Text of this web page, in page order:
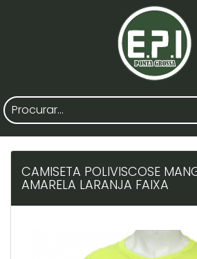
CAMISETA POLIVISCOSE
AMARELA LARANJA FAIXA